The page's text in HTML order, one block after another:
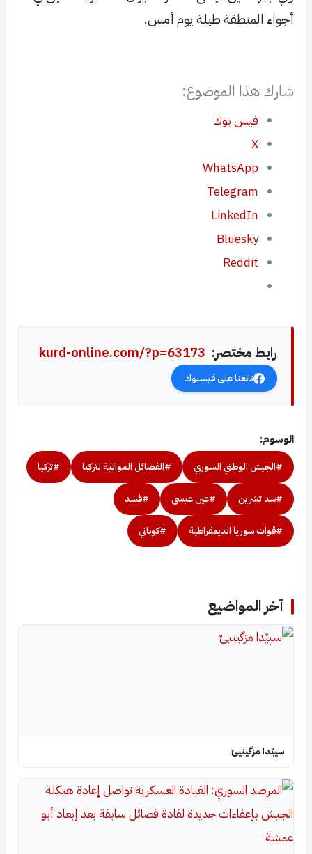
أجواء المنطقة طيلة يوم أمس.
شارك هذا الموضوع:
فيس بوك
X
WhatsApp
Telegram
LinkedIn
Bluesky
Reddit
رابط مختصر: kurd-online.com/?p=63173
تابعنا على فيسبوك
الوسوم:
#الجيش الوطني السوري #الفصائل الموالية لتركيا #تركيا
#سد تشرين #عين عيسى #قسد
#قوات سوريا الديمقراطية #كوباني
آخر المواضيع
سپێدا مزگینیێ